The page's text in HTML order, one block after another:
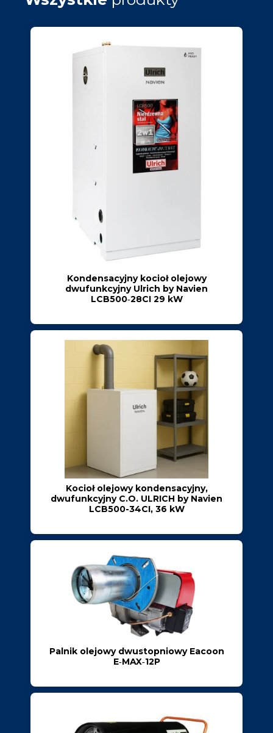
Kondensacyjny kocioł olejowy
dwufunkcyjny Ulrich by Navien
LCB500‑28CI 29 kW
Kocioł olejowy kondensacyjny,
dwufunkcyjny C.O. ULRICH by Navien
LCB500-34CI, 36 kW
Palnik olejowy dwustopniowy Eacoon
E‑MAX‑12P